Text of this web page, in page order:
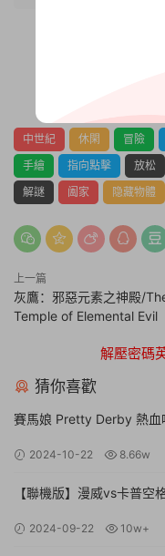
中世紀 休閑 冒險
手繪
指向點擊 放松
解謎
阖家 隐藏物體
上一篇
灰鷹：邪惡元素之神殿/
Temple of Elemental Evil
解壓密碼
猜你喜歡
賽馬娘 Pretty Derby 熱血
2024-10-22 8.66w
【聯機版】漫威vs卡普
Collection: Arcade
2024-09-22 10w+